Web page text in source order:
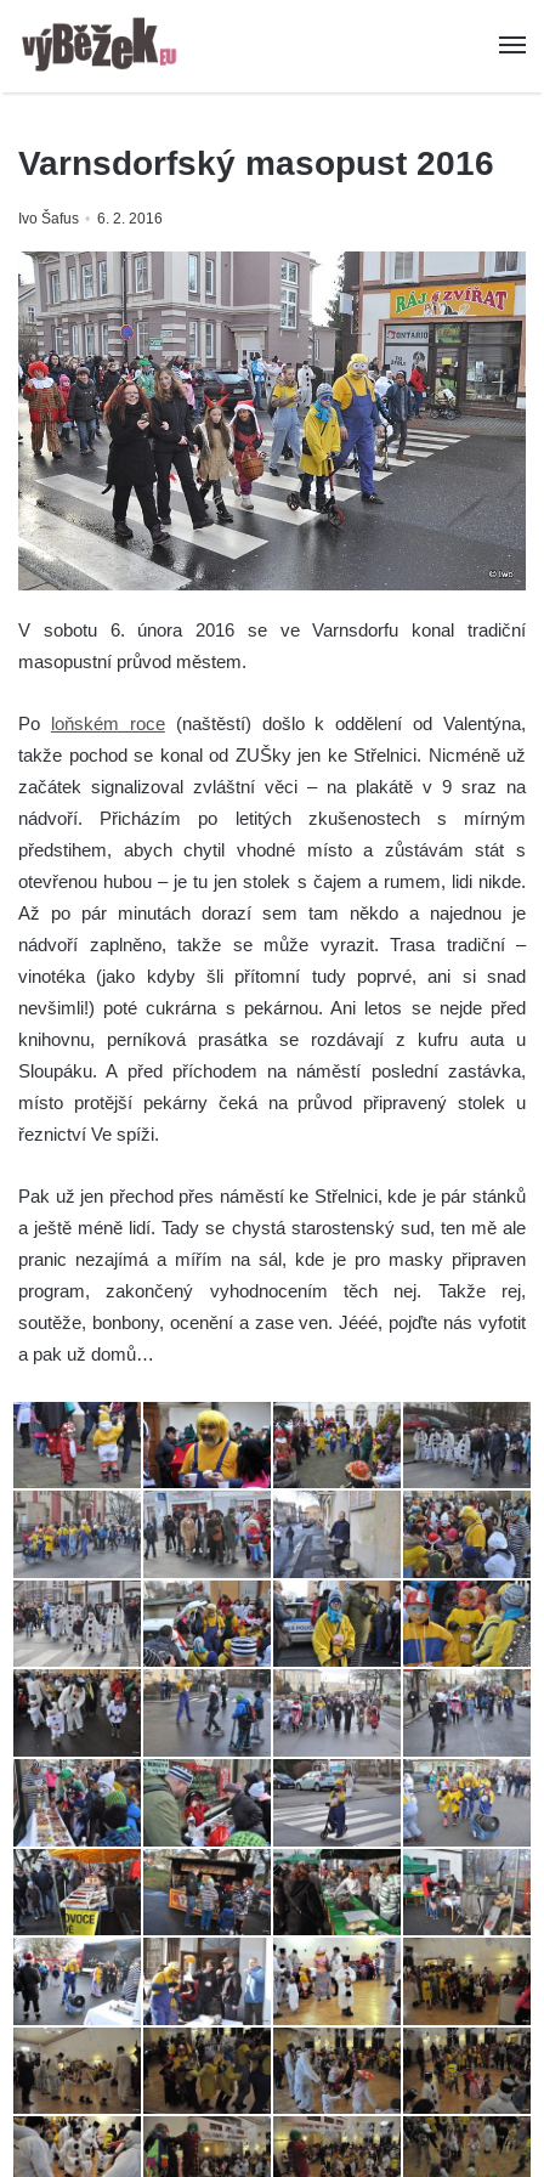
Varnsdorfský masopust 2016
Ivo Šafus 6. 2. 2016
V sobotu 6. února 2016 se ve Varnsdorfu konal tradiční
masopustní průvod městem.
Po loňském roce(naštěstí) došlo k oddělení od Valentýna,
takže pochod se konal od ZUŠky jen ke Střelnici. Nicméně už
začátek signalizoval zvláštní věci – na plakátě v 9 sraz na
nádvoří. Přicházím po letitých zkušenostech s mírným
předstihem, abych chytil vhodné místo a zůstávám stát s
otevřenou hubou – je tu jen stolek s čajem a rumem, lidi nikde.
Až po pár minutách dorazí sem tam někdo a najednou je
nádvoří zaplněno, takže se může vyrazit. Trasa tradiční –
vinotéka (jako kdyby šli přítomní tudy poprvé, ani si snad
nevšimli!) poté cukrárna s pekárnou. Ani letos se nejde před
knihovnu, perníková prasátka se rozdávají z kufru auta u
Sloupáku. A před příchodem na náměstí poslední zastávka,
místo protější pekárny čeká na průvod připravený stolek u
řeznictví Ve spíži.
Pak už jen přechod přes náměstí ke Střelnici, kde je pár stánků
a ještě méně lidí. Tady se chystá starostenský sud, ten mě ale
pranic nezajímá a mířím na sál, kde je pro masky připraven
program, zakončený vyhodnocením těch nej. Takže rej,
soutěže, bonbony, ocenění a zase ven. Jééé, pojďte nás vyfotit
a pak už domů…